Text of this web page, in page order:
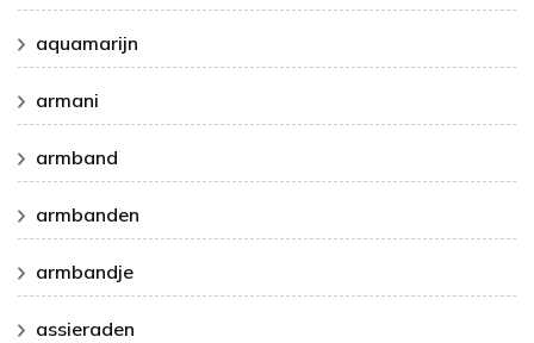
aquamarijn
armani
armband
armbanden
armbandje
assieraden